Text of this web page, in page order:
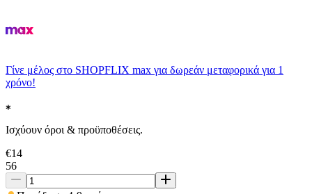
Γίνε μέλος στο SHOPFLIX max για δωρεάν μεταφορικά για 1
χρόνο!
Ισχύουν όροι & προϋποθέσεις.
€14
56